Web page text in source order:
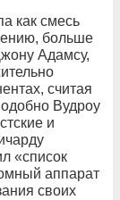
как смесь
больше
Адамсу,
считая
Вудроу
и
«список
аппарат
своих